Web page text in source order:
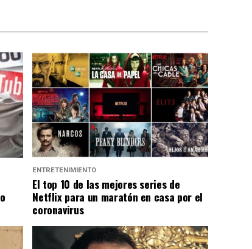
ENTRETENIMIENTO
El top 10 de las mejores series de
Netflix para un maratón en casa por el
coronavirus